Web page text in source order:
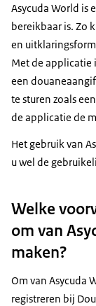
Asycuda World is
bereikbaar is. Zo
en
Met de applicatie
een
te sturen zoals
de applicatie de
Het gebruik van
u wel de
Welke
om van
maken?
Om van Asycuda
registreren bij